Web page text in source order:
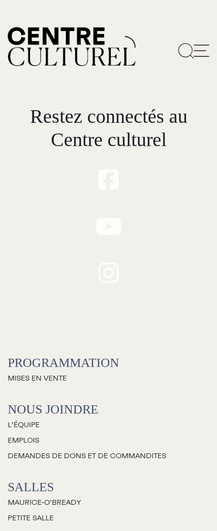
Promotions
Cartes-cadeaux
Jeunesse
Sorties scolaires
Les Mordus
Restez connectés au
Centre culturel
PROGRAMMATION
MISES EN VENTE
NOUS JOINDRE
L’ÉQUIPE
EMPLOIS
DEMANDES DE DONS ET DE COMMANDITES
SALLES
MAURICE‑O’BREADY
PETITE SALLE